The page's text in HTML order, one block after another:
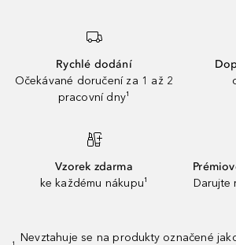
Rychlé dodání
Očekávané doručení za 1 až 2
pracovní dny¹
Vzorek zdarma
ke každému nákupu¹
Darujte
Nevztahuje se na produkty označené